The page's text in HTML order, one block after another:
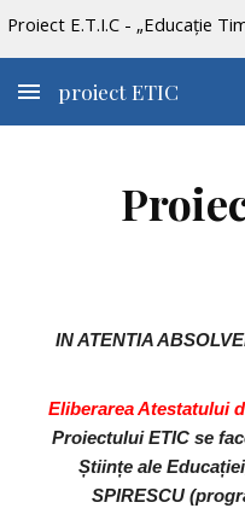
proiect ETIC
IN ATENTIA
Eliberarea Atestatului
Proiectului ETIC se
Științe ale
SPIRESCU